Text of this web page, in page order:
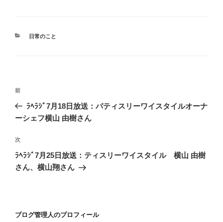
カ
日常のこと
投
ゲ
ー
シ
前
の
前
ﾗﾍﾗｼﾞ7月18日放送：パティスリーワイスタイルオーナ
ーシェフ横山 由樹さん
次
の
投
次
ﾗﾍﾗｼﾞ7月25日放送：ティスリーワイスタイル 横山 由樹
さん、横山翔さん
ブログ管理人のプロフィール